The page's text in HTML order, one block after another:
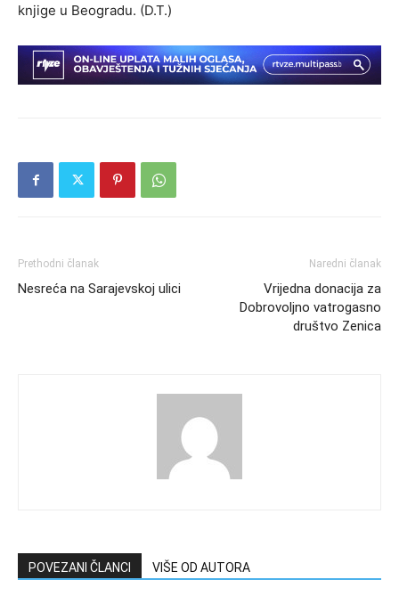
knjige u Beogradu. (D.T.)
Prethodni članak
Nesreća na Sarajevskoj ulici
Naredni članak
Vrijedna donacija za
Dobrovoljno vatrogasno
društvo Zenica
POVEZANI ČLANCI VIŠE OD AUTORA